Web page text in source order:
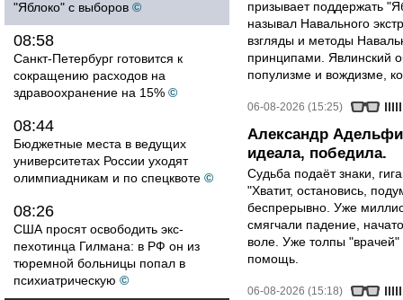
"Яблоко" с выборов ©
08:58
Санкт-Петербург готовится к
сокращению расходов на
здравоохранение на 15% ©
08:44
Бюджетные места в ведущих
университетах России уходят
олимпиадникам и по спецквоте ©
08:26
США просят освободить экс-
пехотинца Гилмана: в РФ он из
тюремной больницы попал в
психиатрическую ©
призывает поддержать
называл Навального
взгляды и методы
принципами. Явлинский
популизме и вождизме,
06-08-2026 (15:25)
Александр
идеала, победила.
Судьба подаёт знаки,
"Хватит, остановись,
беспрерывно. Уже
смягчали падение,
воле. Уже толпы
помощь.
06-08-2026 (15:18)